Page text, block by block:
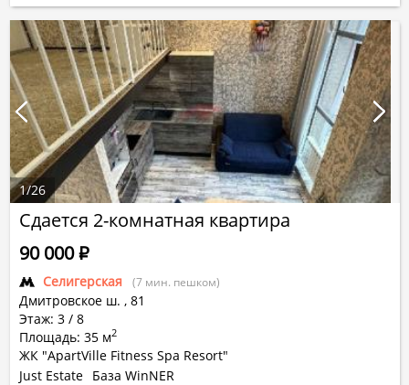
Сдается 2-комнатная квартира
Селигерская (7 мин. пешком)
Дмитровское ш. , 81
Этаж: 3 / 8
Площадь: 35 м2
ЖК "ApartVille Fitness Spa Resort"
90 000Р
Just Estate База WinNER
1/26